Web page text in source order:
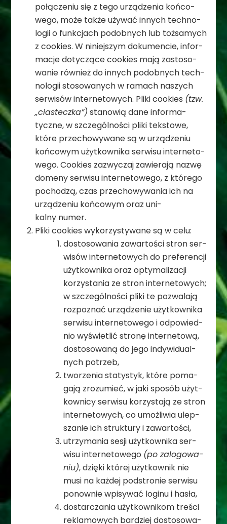
połą­cze­niu się z tego urzą­dze­nia koń­co­
wego, może także uży­wać innych tech­no­
lo­gii o funk­cjach podob­nych lub toż­sa­mych
z cookies. W niniej­szym doku­men­cie, infor­
ma­cje doty­czące cookies mają zasto­so­
wa­nie rów­nież do innych podob­nych tech­
no­lo­gii sto­so­wa­nych w ramach naszych
ser­wi­sów inter­ne­to­wych. Pliki cookies (tzw.
„cia­steczka”) sta­no­wią dane infor­ma­
tyczne, w szcze­gól­no­ści pliki tek­stowe,
które prze­cho­wy­wane są w urzą­dze­niu
koń­co­wym użyt­kow­nika ser­wisu inter­ne­to­
wego. Cookies zazwy­czaj zawie­rają nazwę
domeny ser­wisu inter­ne­to­wego, z któ­rego
pocho­dzą, czas prze­cho­wy­wa­nia ich na
urzą­dze­niu koń­co­wym oraz uni­
kalny numer.
Pliki cookies wyko­rzy­sty­wane są w celu:
dosto­so­wa­nia zawar­to­ści stron ser­
wi­sów inter­ne­to­wych do pre­fe­ren­cji
użyt­kow­nika oraz opty­ma­li­za­cji
korzy­sta­nia ze stron inter­ne­to­wych;
w szcze­gól­no­ści pliki te pozwa­lają
roz­po­znać urzą­dze­nie użyt­kow­nika
ser­wisu inter­ne­to­wego i odpo­wied­
nio wyświe­tlić stronę inter­ne­tową,
dosto­so­waną do jego indy­wi­du­al­
nych potrzeb,
two­rze­nia sta­ty­styk, które poma­
gają zro­zu­mieć, w jaki spo­sób użyt­
kow­nicy ser­wisu korzy­stają ze stron
inter­ne­to­wych, co umoż­li­wia ulep­
sza­nie ich struk­tury i zawartości,
utrzy­ma­nia sesji użyt­kow­nika ser­
wisu inter­ne­to­wego (po zalo­go­wa­
niu), dzięki któ­rej użyt­kow­nik nie
musi na każ­dej pod­stro­nie ser­wisu
ponow­nie wpi­sy­wać loginu i hasła,
dostar­cza­nia użyt­kow­ni­kom tre­ści
rekla­mo­wych bar­dziej dosto­so­wa­